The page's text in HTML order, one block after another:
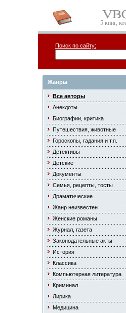
5 книг,
Поиск по сайту:
Жанры
Все авторы
Анекдоты
Биографии, критика
Путешествия, животные
Гороскопы, гадания и т.п.
Детективы
Детские
Документы
Семья, рецепты, тосты
Драматические
Жанр неизвестен
Женские романы
Журнал, газета
Законодательные акты
История
Классика
Компьютерная литература
Криминал
Лирика
Медицина